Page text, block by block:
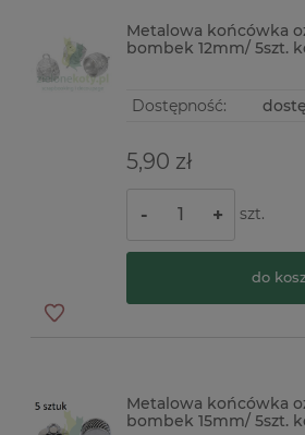
Metalowa końcówka
bombek 12mm/ 5szt.
Dostępność:
5,90 zł
- + szt.
do
Metalowa końcówka
bombek 15mm/ 5szt.